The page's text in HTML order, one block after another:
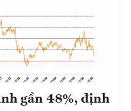
gần 48%, định